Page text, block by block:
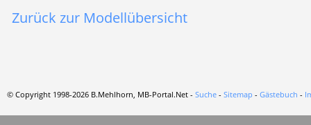
Zurück zur Modellübersicht
© Copyright 1998-2026 B.Mehlhorn, MB-Portal.Net - Suche - Sitemap - Gästebuch -